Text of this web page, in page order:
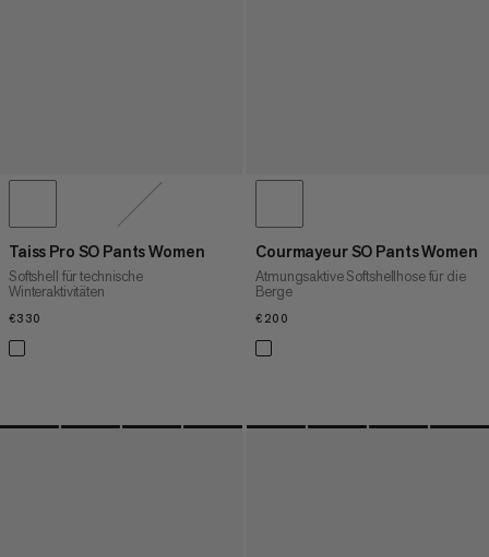
Taiss Pro SO Pants Women
Softshell für technische
Winteraktivitäten
€330
Courmayeur SO Pants Women
Atmungsaktive Softshellhose für die
Berge
€200